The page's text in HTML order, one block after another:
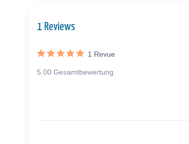
1 Reviews
1 Revue
5.00 Gesamtbewertung